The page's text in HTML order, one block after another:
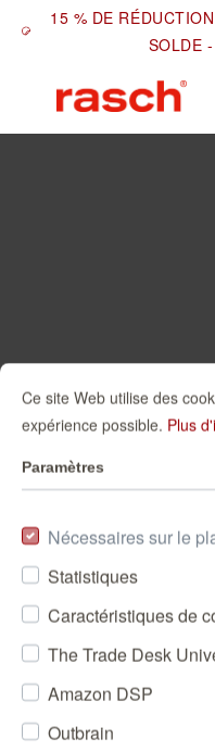
15 % DE
SOLDE
Ce site Web utilise des
expérience possible. Plus
Paramètres
Nécessaires sur le
Statistiques
Caractéristiques de
The Trade Desk
Amazon DSP
Outbrain